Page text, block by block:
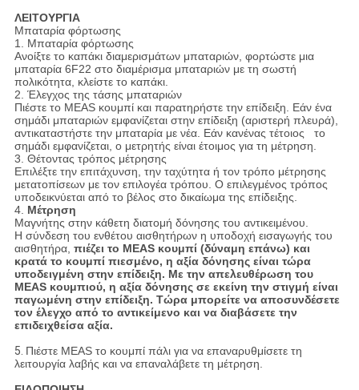
ΛΕΙΤΟΥΡΓΙΑ
Μπαταρία φόρτωσης
1. Μπαταρία φόρτωσης
Ανοίξτε το καπάκι διαμερισμάτων μπαταριών, φορτώστε μια
μπαταρία 6F22 στο διαμέρισμα μπαταριών με τη σωστή
πολικότητα, κλείστε το καπάκι.
2. Έλεγχος της τάσης μπαταριών
Πιέστε το MEAS κουμπί και παρατηρήστε την επίδειξη. Εάν ένα
σημάδι μπαταριών εμφανίζεται στην επίδειξη (αριστερή πλευρά),
αντικαταστήστε την μπαταρία με νέα. Εάν κανένας τέτοιος το
σημάδι εμφανίζεται, ο μετρητής είναι έτοιμος για τη μέτρηση.
3. Θέτοντας τρόπος μέτρησης
Επιλέξτε την επιτάχυνση, την ταχύτητα ή τον τρόπο μέτρησης
μετατοπίσεων με τον επιλογέα τρόπου. Ο επιλεγμένος τρόπος
υποδεικνύεται από το βέλος στο δικαίωμα της επίδειξης.
4. Μέτρηση
Μαγνήτης στην κάθετη διατομή δόνησης του αντικειμένου.
Η σύνδεση του ενθέτου αισθητήρων η υποδοχή εισαγωγής του
αισθητήρα, πιέζει το MEAS κουμπί (δύναμη επάνω) και
κρατά το κουμπί πιεσμένο, η αξία δόνησης είναι τώρα
υποδειγμένη στην επίδειξη. Με την απελευθέρωση του
MEAS κουμπιού, η αξία δόνησης σε εκείνη την στιγμή είναι
παγωμένη στην επίδειξη. Τώρα μπορείτε να αποσυνδέσετε
τον έλεγχο από το αντικείμενο και να διαβάσετε την
επιδειχθείσα αξία.
5. Πιέστε MEAS το κουμπί πάλι για να επαναρυθμίσετε τη
λειτουργία λαβής και να επαναλάβετε τη μέτρηση.